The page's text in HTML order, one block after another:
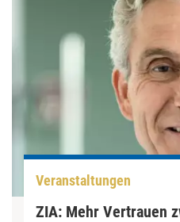
Veranstaltungen
ZIA: Mehr Vertrauen